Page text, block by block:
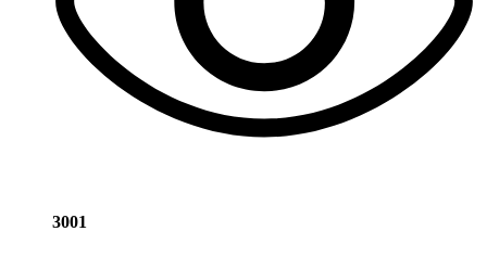
3001